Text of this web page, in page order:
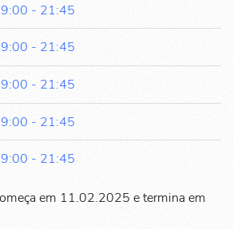
- 21:45
- 21:45
- 21:45
- 21:45
- 21:45
em 11.02.2025 e termina em